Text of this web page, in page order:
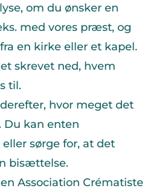
om du ønsker en
med vores præst, og
en kirke eller et kapel.
skrevet ned, hvem
til.
hvor meget det
Du kan enten
sørge for, at det
bisættelse.
Association Crématiste